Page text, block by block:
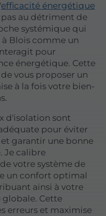
efficacité énergétique
au détriment de
systémique qui
Blois comme un
pour
énergétique. Cette
vous proposer un
à la fois votre bien-
d'isolation sont
pour éviter
garantir une bonne
Je calibre
votre système de
un confort optimal
ainsi à votre
Cette
erreurs et maximise